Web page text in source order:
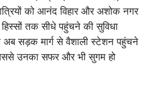
को आनंद विहार और अशोक नगर
तक सीधे पहुंचने की सुविधा
अब सड़क मार्ग से वैशाली स्टेशन पहुंचने
उनका सफर और भी सुगम हो